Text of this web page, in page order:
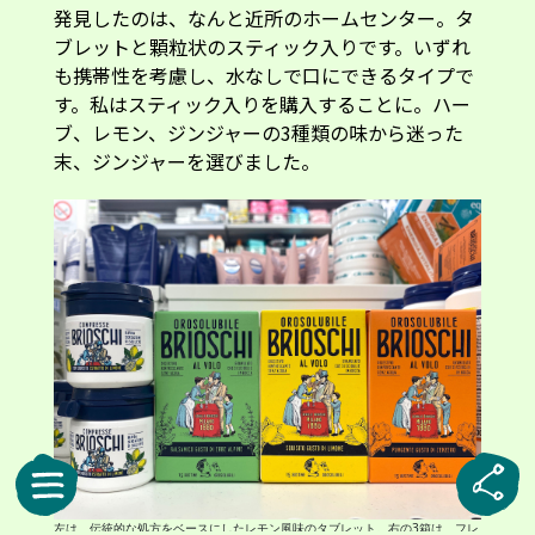
発見したのは、なんと近所のホームセンター。タ
ブレットと顆粒状のスティック入りです。いずれ
も携帯性を考慮し、水なしで口にできるタイプで
す。私はスティック入りを購入することに。ハー
ブ、レモン、ジンジャーの3種類の味から迷った
末、ジンジャーを選びました。
左は、伝統的な処方をベースにしたレモン風味のタブレット。右の3箱は、フレ